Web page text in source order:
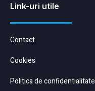
Link-uri utile
Contact
Cookies
Politica de confidentialitate